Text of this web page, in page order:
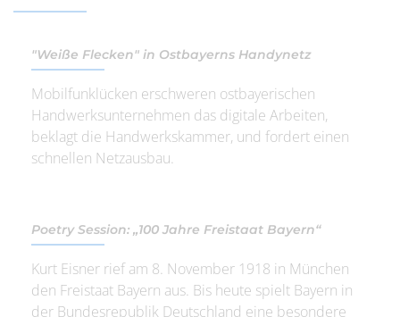
"Weiße Flecken" in Ostbayerns Handynetz
Mobilfunklücken erschweren ostbayerischen
Handwerksunternehmen das digitale Arbeiten,
beklagt die Handwerkskammer, und fordert einen
schnellen Netzausbau.
Poetry Session: „100 Jahre Freistaat Bayern“
Kurt Eisner rief am 8. November 1918 in München
den Freistaat Bayern aus. Bis heute spielt Bayern in
der Bundesrepublik Deutschland eine besondere